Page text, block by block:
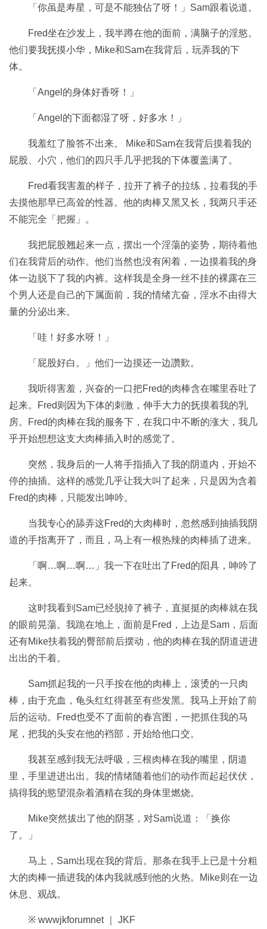
「你虽是寿星，可是不能独佔了呀！」Sam跟着说道。
Fred坐在沙发上，我半蹲在他的面前，满脑子的淫慾。
他们要我抚摸小华，Mike和Sam在我背后，玩弄我的下
体。
「Angel的身体好香呀！」
「Angel的下面都湿了呀，好多水！」
我羞红了脸答不出来。 Mike和Sam在我背后摸着我的
屁股、小穴，他们的四只手几乎把我的下体覆盖满了。
Fred看我害羞的样子，拉开了裤子的拉练，拉着我的手
去摸他那早已高耸的性器。他的肉棒又黑又长，我两只手还
不能完全「把握」。
我把屁股翘起来一点，摆出一个淫蕩的姿势，期待着他
们在我背后的动作。他们当然也没有闲着，一边摸着我的身
体一边脱下了我的内裤。这样我是全身一丝不挂的裸露在三
个男人还是自己的下属面前，我的情绪亢奋，淫水不由得大
量的分泌出来。
「哇！好多水呀！」
「屁股好白。」他们一边摸还一边讚歎。
我听得害羞，兴奋的一口把Fred的肉棒含在嘴里吞吐了
起来。Fred则因为下体的刺激，伸手大力的抚摸着我的乳
房。Fred的肉棒在我的服务下，在我口中不断的涨大，我几
乎开始想想这支大肉棒插入时的感觉了。
突然，我身后的一人将手指插入了我的阴道内，开始不
停的抽插。这样的感觉几乎让我大叫了起来，只是因为含着
Fred的肉棒，只能发出呻吟。
当我专心的舔弄这Fred的大肉棒时，忽然感到抽插我阴
道的手指离开了，而且，马上有一根热辣的肉棒插了进来。
「啊…啊…啊…」我一下在吐出了Fred的阳具，呻吟了
起来。
这时我看到Sam已经脱掉了裤子，直挺挺的肉棒就在我
的眼前晃蕩。我跪在地上，面前是Fred，上边是Sam，后面
还有Mike扶着我的臀部前后摆动，他的肉棒在我的阴道进进
出出的干着。
Sam抓起我的一只手按在他的肉棒上，滚烫的一只肉
棒，由于充血，龟头红红得甚至有些发黑。我马上开始了前
后的运动。Fred也受不了面前的春宫图，一把抓住我的马
尾，把我的头安在他的裆部，开始给他口交。
我甚至感到我无法呼吸，三根肉棒在我的嘴里，阴道
里，手里进进出出。我的情绪随着他们的动作而起起伏伏，
搞得我的慾望混杂着酒精在我的身体里燃烧。
Mike突然拔出了他的阴茎，对Sam说道：「换你
了。」
马上，Sam出现在我的背后。那条在我手上已是十分粗
大的肉棒一插进我的体内我就感到他的火热。Mike则在一边
休息、观战。
※ wwwjkforumnet ｜ JKF